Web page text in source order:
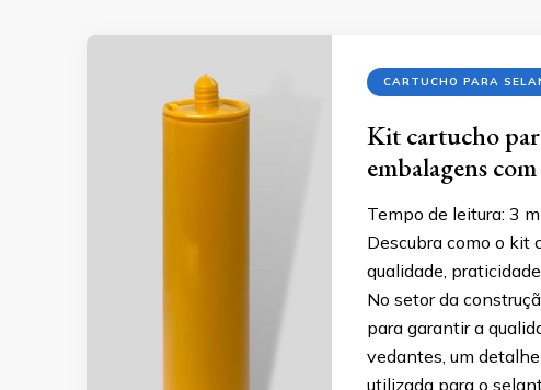
CARTUCHO PARA
Kit cartucho
embalagens
Tempo de leitura: 3
Descubra como o kit
qualidade,
No setor da
para garantir a
vedantes, um
utilizada para o